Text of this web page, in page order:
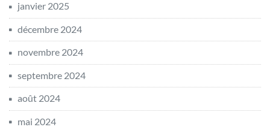
janvier 2025
décembre 2024
novembre 2024
septembre 2024
août 2024
mai 2024